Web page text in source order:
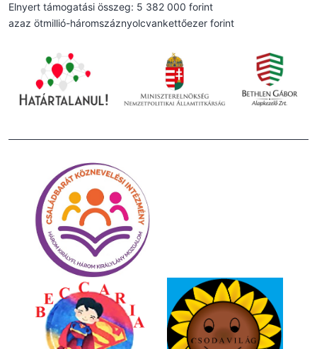
Elnyert támogatási összeg: 5 382 000 forint
azaz ötmillió-háromszáznyolcvankettőezer forint